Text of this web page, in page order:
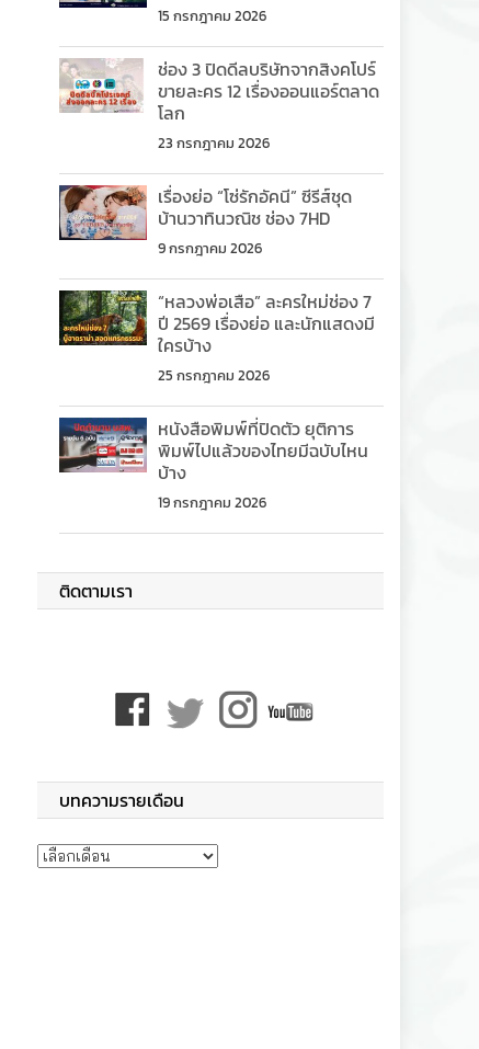
15 กรกฎาคม 2026
ช่อง 3 ปิดดีลบริษัทจากสิงคโปร์
ขายละคร 12 เรื่องออนแอร์ตลาด
โลก
23 กรกฎาคม 2026
เรื่องย่อ “โซ่รักอัคนี” ซีรีส์ชุด
บ้านวาทินวณิช ช่อง 7HD
9 กรกฎาคม 2026
“หลวงพ่อเสือ” ละครใหม่ช่อง 7
ปี 2569 เรื่องย่อ และนักแสดงมี
ใครบ้าง
25 กรกฎาคม 2026
หนังสือพิมพ์ที่ปิดตัว ยุติการ
พิมพ์ไปแล้วของไทยมีฉบับไหน
บ้าง
19 กรกฎาคม 2026
ติดตามเรา
บทความรายเดือน
บทความรายเดือน